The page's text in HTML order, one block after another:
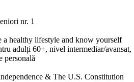
nr. 1
a healthy lifestyle and know yourself
adulți 60+, nivel intermediar/avansat,
personală
& The U.S. Constitution